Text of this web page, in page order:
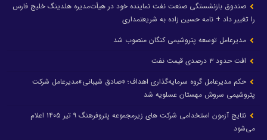
صندوق بازنشستگی صنعت نفت نماینده خود در هیأت‌مدیره هلدینگ خلیج فارس
را تغییر داد + نامه حسین زاده به شریعتمداری
مدیرعامل توسعه پتروشیمی کنگان منصوب شد
افت حدود ۳ درصدی قیمت نفت
حکم مدیرعامل گروه سرمایه‌گذاری اهداف؛ «صادق شیبانی»مدیرعامل شرکت
پتروشیمی سروش مهستان عسلویه شد
نتایج آزمون استخدامی شرکت های زیرمجموعه پتروفرهنگ ۹ تیر ۱۴۰۵ اعلام
می‌شود